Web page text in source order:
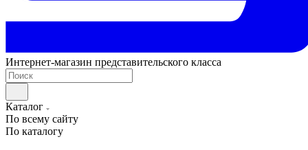
Интернет-магазин представительского класса
Каталог
По всему сайту
По каталогу